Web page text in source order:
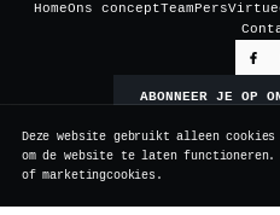
HomeOns conceptTeamPers
ABONNEER JE OP
©
Legal notice
Gemaakt door
Deze website gebruikt alleen
om de website te laten
of marketingcookies.